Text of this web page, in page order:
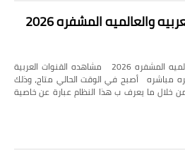
والعالميه المشفره 2026
شاهد جميع القنوات العربيه والعالميه المشفره 2026 مشاهده القنوات العربية
مباشره أصبح في الوقت الحالي متاح، وذلك
خلال ما يعرف ب هذا النظام عبارة عن خاصية